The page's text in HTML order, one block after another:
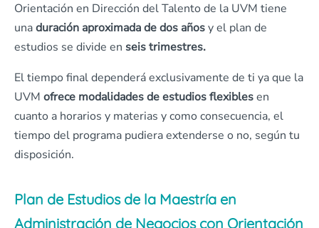
Orientación en Dirección del Talento de la UVM tiene
unaduración aproximada de dos añosy el plan de
estudios se divide en seis trimestres.
El tiempo final dependerá exclusivamente de ti ya que la
UVM ofrece modalidades de estudios flexiblesen
cuanto a horarios y materias y como consecuencia, el
tiempo del programa pudiera extenderse o no, según tu
disposición.
Plan de Estudios de la Maestría en
Administración de Negocios con Orientación